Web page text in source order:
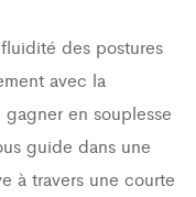
des postures
avec la
en souplesse
guide dans une
à travers une courte